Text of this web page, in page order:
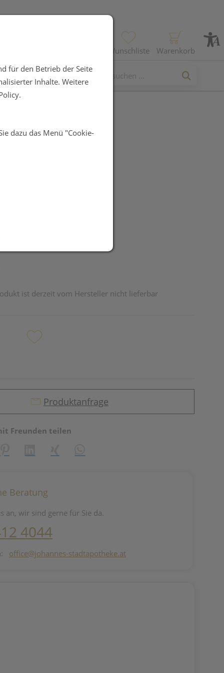
Wunschliste Warenkorb
ist derzeit vom Hersteller nicht lieferbar
Produktanfrage
Freunden teilen
Beratung
an, wir sind gerne für Sie da.
4044
office@johannes-stadtapotheke.at
für den Betrieb der Seite
Inhalte. Weitere
dazu das Menü "Cookie-